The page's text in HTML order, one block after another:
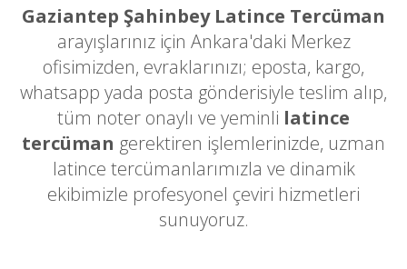
Gaziantep Şahinbey Latince Tercüman
arayışlarınız için Ankara'daki Merkez
ofisimizden, evraklarınızı; eposta, kargo,
whatsapp yada posta gönderisiyle teslim alıp,
tüm noter onaylı ve yeminli latince
tercüman gerektiren işlemlerinizde, uzman
latince tercümanlarımızla ve dinamik
ekibimizle profesyonel çeviri hizmetleri
sunuyoruz.